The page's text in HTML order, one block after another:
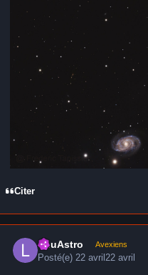
Citer
LduAstro Avexiens
Posté(e) 22 avril 22 avril